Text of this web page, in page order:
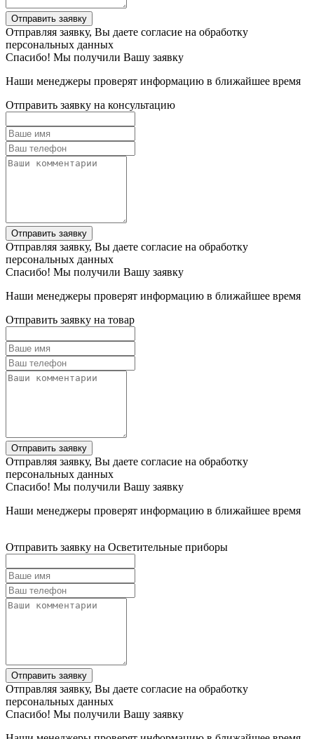
Отправить заявку
Отправляя заявку, Вы даете согласие на обработку
персональных данных
Спасибо! Мы получили Вашу заявку
Наши менеджеры проверят информацию в ближайшее время
Отправить заявку на консультацию
Отправить заявку
Отправляя заявку, Вы даете согласие на обработку
персональных данных
Спасибо! Мы получили Вашу заявку
Наши менеджеры проверят информацию в ближайшее время
Отправить заявку на товар
Отправить заявку
Отправляя заявку, Вы даете согласие на обработку
персональных данных
Спасибо! Мы получили Вашу заявку
Наши менеджеры проверят информацию в ближайшее время
Отправить заявку на Осветительные приборы
Отправить заявку
Отправляя заявку, Вы даете согласие на обработку
персональных данных
Спасибо! Мы получили Вашу заявку